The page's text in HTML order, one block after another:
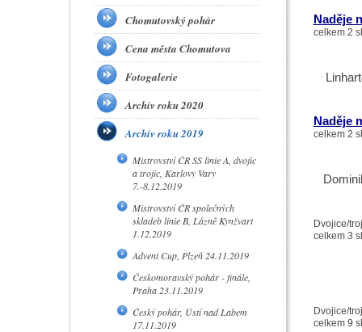
Naděje
celkem 2
Naděje
celkem 2
Dvojice/
celkem 3
Dvojice/
celkem 9
Chomutovský pohár
Cena města Chomutova
Fotogalerie
Archiv roku 2020
Archiv roku 2019
Mistrovství ČR SS linie A, dvojic
a trojic, Karlovy Vary
7.-8.12.2019
Mistrovství ČR společných
skladeb linie B, Lázně Kynžvart
1.12.2019
Advent Cup, Plzeň 24.11.2019
Českomoravský pohár - finále,
Praha 23.11.2019
Český pohár, Ústí nad Labem
17.11.2019